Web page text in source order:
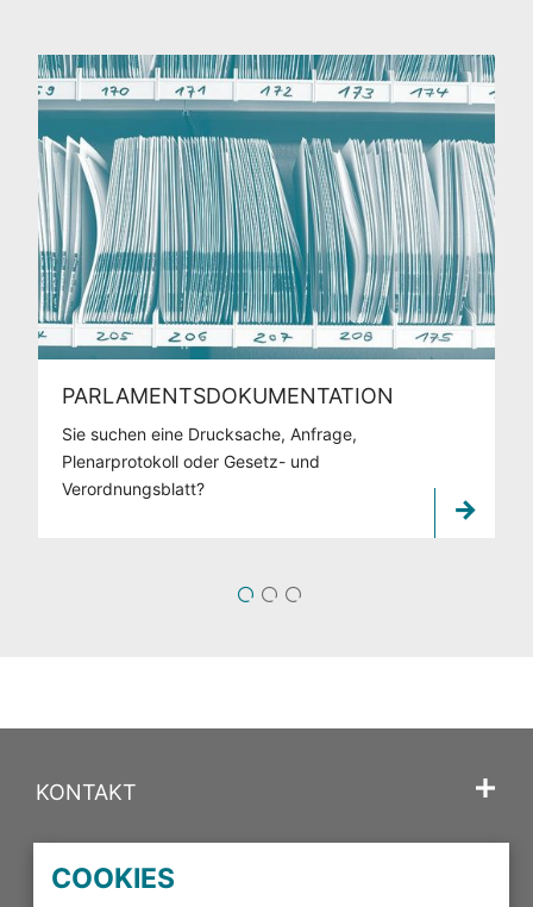
PARLAMENTSDOKUMENTATION
Sie suchen eine Drucksache, Anfrage,
Plenarprotokoll oder Gesetz- und
Verordnungsblatt?
1 2
KONTAKT
COOKIES